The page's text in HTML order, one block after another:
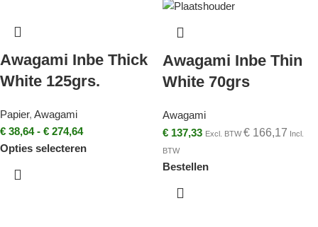
Awagami Inbe Thick
White 125grs.
Papier, Awagami
€ 38,64 - € 274,64
Opties selecteren
Awagami Inbe Thin
White 70grs
Awagami
€ 137,33 Excl. BTW€ 166,17 Incl.
BTW
Bestellen